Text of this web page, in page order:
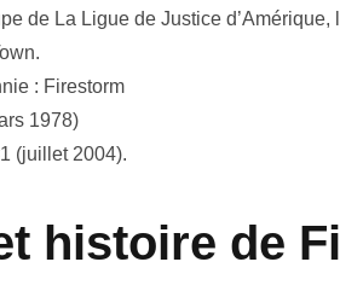
de La Ligue de Justice d’Amérique,
: Firestorm
1978)
(juillet 2004).
histoire de